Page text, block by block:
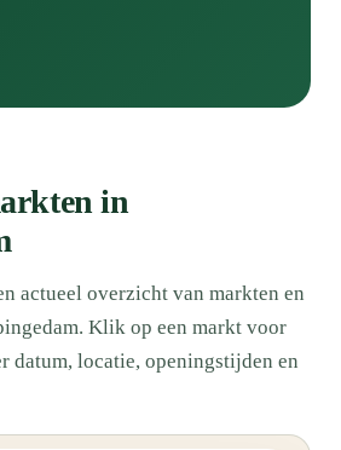
in
actueel overzicht van markten en
Klik op een markt voor
datum, locatie, openingstijden en